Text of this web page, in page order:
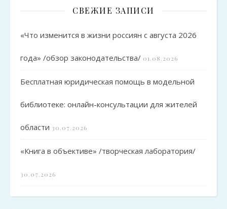
СВЕЖИЕ ЗАПИСИ
«Что изменится в жизни россиян с августа 2026
года» /обзор законодательства/ 01.08.2026
Бесплатная юридическая помощь в модельной
библиотеке: онлайн-консультации для жителей
области 30.07.2026
«Книга в объективе» /творческая лаборатория/
30.07.2026